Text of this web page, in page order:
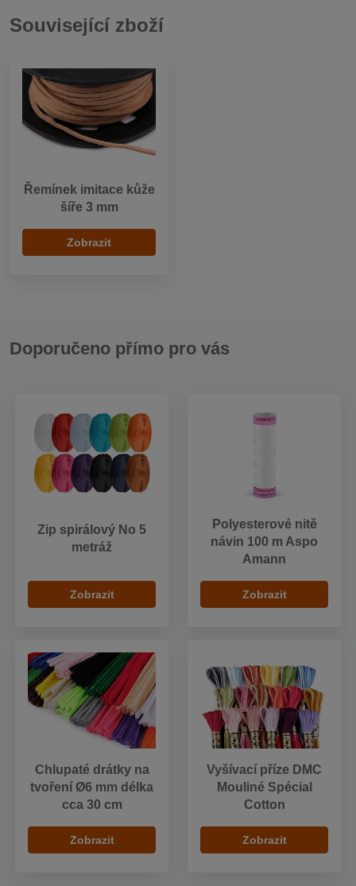
Související zboží
Řemínek imitace kůže
šíře 3 mm
Zobrazit
Doporučeno přímo pro vás
Zip spirálový No 5
metráž
Zobrazit
Polyesterové nitě
návin 100 m Aspo
Amann
Zobrazit
Chlupaté drátky na
tvoření Ø6 mm délka
cca 30 cm
Zobrazit
Vyšívací příze DMC
Mouliné Spécial
Cotton
Zobrazit